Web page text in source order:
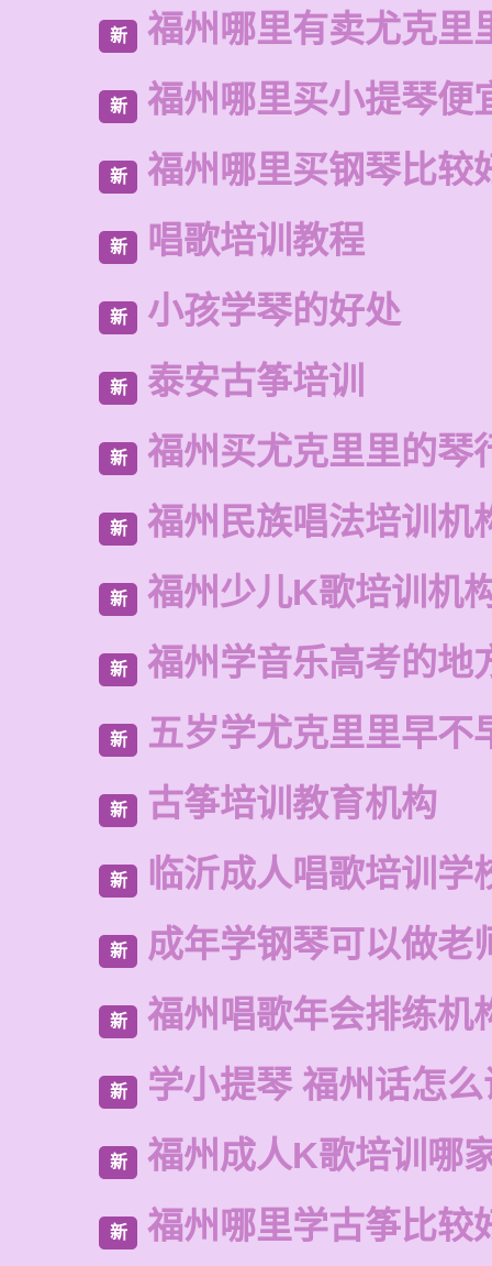
新 福州哪里有卖尤克里
新 福州哪里买小提琴便
新 福州哪里买钢琴比较
新 唱歌培训教程
新 小孩学琴的好处
新 泰安古筝培训
新 福州买尤克里里的琴
新 福州民族唱法培训机
新 福州少儿K歌培训机
新 福州学音乐高考的地
新 五岁学尤克里里早不
新 古筝培训教育机构
新 临沂成人唱歌培训学
新 成年学钢琴可以做老
新 福州唱歌年会排练机
新 学小提琴 福州话怎
新 福州成人K歌培训哪
新 福州哪里学古筝比较